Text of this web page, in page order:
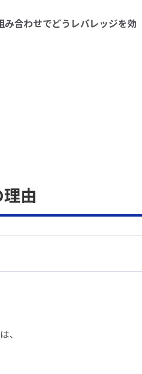
み合わせでどうレバレッジを効
由
、